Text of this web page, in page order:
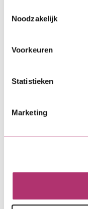
Noodzakelijk
Voorkeuren
Statistieken
Marketing